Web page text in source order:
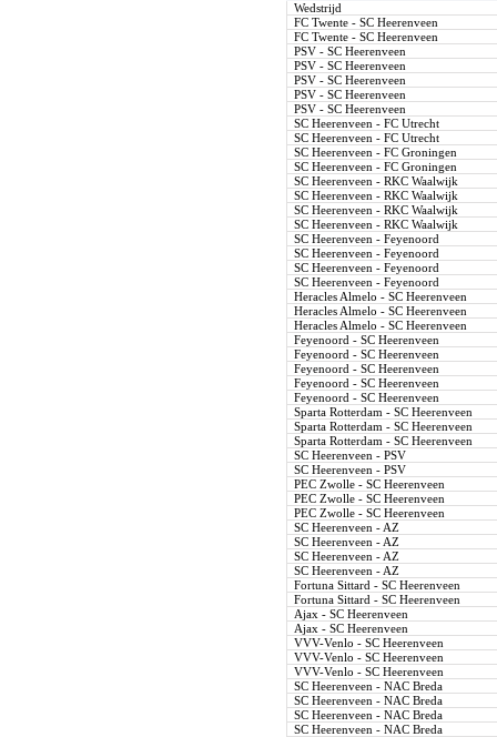
Wedstrijd
FC Twente - SC Heerenveen
FC Twente - SC Heerenveen
PSV - SC Heerenveen
PSV - SC Heerenveen
PSV - SC Heerenveen
PSV - SC Heerenveen
PSV - SC Heerenveen
SC Heerenveen - FC Utrecht
SC Heerenveen - FC Utrecht
SC Heerenveen - FC Groningen
SC Heerenveen - FC Groningen
SC Heerenveen - RKC Waalwijk
SC Heerenveen - RKC Waalwijk
SC Heerenveen - RKC Waalwijk
SC Heerenveen - RKC Waalwijk
SC Heerenveen - Feyenoord
SC Heerenveen - Feyenoord
SC Heerenveen - Feyenoord
SC Heerenveen - Feyenoord
Heracles Almelo - SC Heerenveen
Heracles Almelo - SC Heerenveen
Heracles Almelo - SC Heerenveen
Feyenoord - SC Heerenveen
Feyenoord - SC Heerenveen
Feyenoord - SC Heerenveen
Feyenoord - SC Heerenveen
Feyenoord - SC Heerenveen
Sparta Rotterdam - SC Heerenveen
Sparta Rotterdam - SC Heerenveen
Sparta Rotterdam - SC Heerenveen
SC Heerenveen - PSV
SC Heerenveen - PSV
PEC Zwolle - SC Heerenveen
PEC Zwolle - SC Heerenveen
PEC Zwolle - SC Heerenveen
SC Heerenveen - AZ
SC Heerenveen - AZ
SC Heerenveen - AZ
SC Heerenveen - AZ
Fortuna Sittard - SC Heerenveen
Fortuna Sittard - SC Heerenveen
Ajax - SC Heerenveen
Ajax - SC Heerenveen
VVV-Venlo - SC Heerenveen
VVV-Venlo - SC Heerenveen
VVV-Venlo - SC Heerenveen
SC Heerenveen - NAC Breda
SC Heerenveen - NAC Breda
SC Heerenveen - NAC Breda
SC Heerenveen - NAC Breda